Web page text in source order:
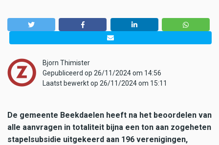
Bjorn Thimister
Gepubliceerd op 26/11/2024 om 14:56
Laatst bewerkt op 26/11/2024 om 15:11
De gemeente Beekdaelen heeft na het beoordelen van
alle aanvragen in totaliteit bijna een ton aan zogeheten
stapelsubsidie uitgekeerd aan 196 verenigingen,